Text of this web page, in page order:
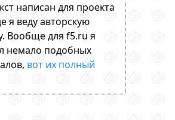
написан для проекта
я веду авторскую
Вообще для f5.ru я
немало подобных
вот их полный